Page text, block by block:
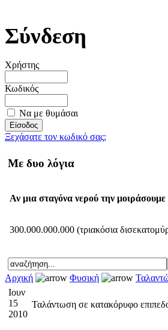
Σύνδεση
Χρήστης
Κωδικός
Να με θυμάσαι
Ξεχάσατε τον κωδικό σας;
Με δυο λόγια
Αν μια σταγόνα νερού την
300.000.000.000 (τριακόσια
Αρχική Φυσική
Ιουν
15
2010
Ταλάντωση σε κατακόρυφο